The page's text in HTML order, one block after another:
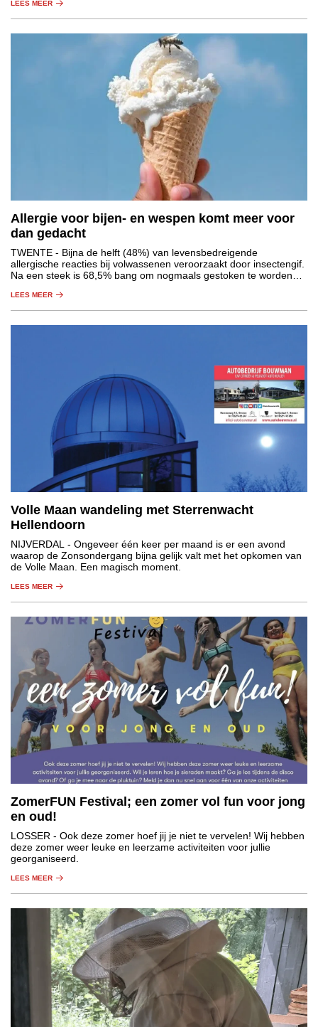
LEES MEER
Allergie voor bijen- en wespen komt meer voor
dan gedacht
TWENTE - Bijna de helft (48%) van levensbedreigende
allergische reacties bij volwassenen veroorzaakt door insectengif.
Na een steek is 68,5% bang om nogmaals gestoken te worden
LEES MEER
Volle Maan wandeling met Sterrenwacht
Hellendoorn
NIJVERDAL - Ongeveer één keer per maand is er een avond
waarop de Zonsondergang bijna gelijk valt met het opkomen van
de Volle Maan. Een magisch moment.
LEES MEER
ZomerFUN Festival; een zomer vol fun voor jong
en oud!
LOSSER - Ook deze zomer hoef jij je niet te vervelen! Wij hebben
deze zomer weer leuke en leerzame activiteiten voor jullie
georganiseerd.
LEES MEER